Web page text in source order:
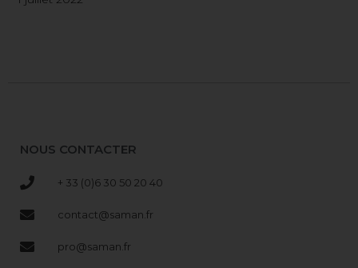
NOUS CONTACTER
+ 33 (0)6 30 50 20 40
contact@saman.fr
pro@saman.fr